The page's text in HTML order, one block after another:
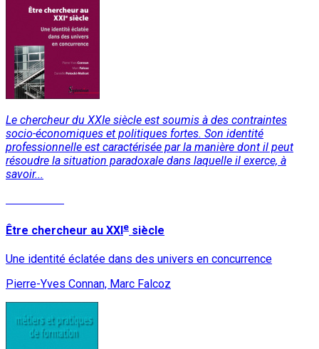
Le chercheur du XXIe siècle est soumis à des contraintes
socio-économiques et politiques fortes. Son identité
professionnelle est caractérisée par la manière dont il peut
résoudre la situation paradoxale dans laquelle il exerce, à
savoir...
Être chercheur au XXIe siècle
Une identité éclatée dans des univers en concurrence
Pierre-Yves Connan, Marc Falcoz